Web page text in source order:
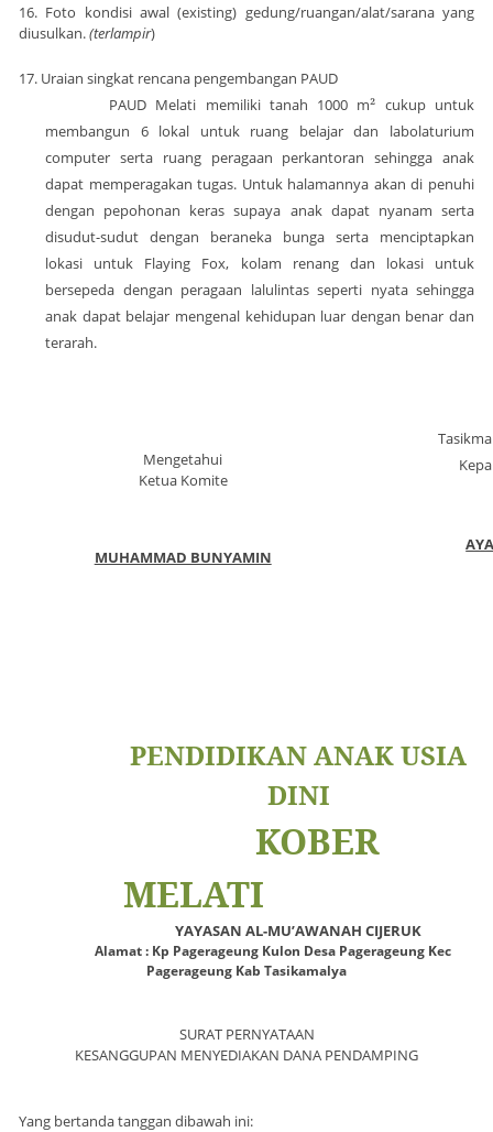
16. Foto kondisi awal (existing) gedung/ruangan/alat/sarana yang
diusulkan.(terlampir)
17. Uraian singkat rencana pengembangan PAUD
PAUD Melati memiliki tanah 1000 m² cukup untuk
membangun 6 lokal untuk ruang belajar dan labolaturium
computer serta ruang peragaan perkantoran sehingga anak
dapat memperagakan tugas. Untuk halamannya akan di penuhi
dengan pepohonan keras supaya anak dapat nyanam serta
disudut-sudut dengan beraneka bunga serta menciptapkan
lokasi untuk Flaying Fox, kolam renang dan lokasi untuk
bersepeda dengan peragaan lalulintas seperti nyata sehingga
anak dapat belajar mengenal kehidupan luar dengan benar dan
terarah.
Mengetahui
Ketua Komite
MUHAMMAD BUNYAMIN
PENDIDIKAN ANAK USIA
DINI
KOBER
MELATI
YAYASAN AL-MU’AWANAH CIJERUK
Alamat : Kp Pagerageung Kulon Desa Pagerageung Kec
Pagerageung Kab Tasikamalya
SURATPERNYATAAN
KESANGGUPAN MENYEDIAKAN DANA PENDAMPING
Yang bertanda tanggan dibawah ini: